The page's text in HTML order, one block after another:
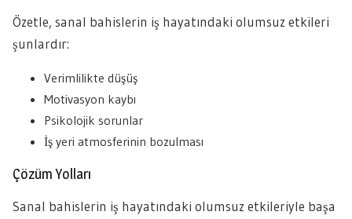
Özetle, sanal bahislerin iş hayatındaki olumsuz etkileri
şunlardır:
Verimlilikte düşüş
Motivasyon kaybı
Psikolojik sorunlar
İş yeri atmosferinin bozulması
Çözüm Yolları
Sanal bahislerin iş hayatındaki olumsuz etkileriyle başa